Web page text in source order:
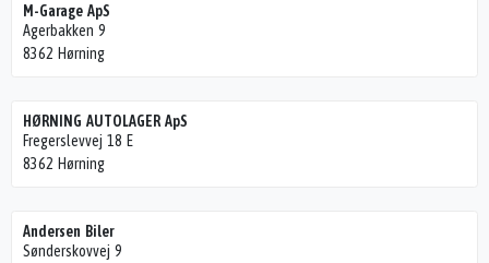
M-Garage ApS
Agerbakken 9
8362 Hørning
HØRNING AUTOLAGER ApS
Fregerslevvej 18 E
8362 Hørning
Andersen Biler
Sønderskovvej 9